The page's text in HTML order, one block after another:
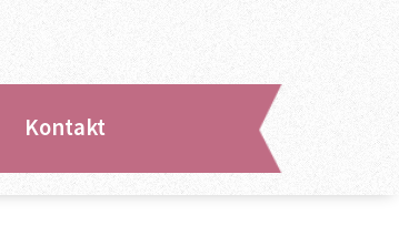
Kontakt